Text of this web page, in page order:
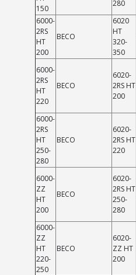
150
280
6000-
2RS
HT
200
BECO
6020
HT
320-
350
6000-
2RS
HT
220
BECO
6020-
2RS HT
200
6000-
2RS
HT
250-
280
BECO
6020-
2RS HT
220
6000-
ZZ
HT
200
BECO
6020-
2RS HT
250-
280
6000-
ZZ
HT
220-
250
BECO
6020-
ZZ HT
200